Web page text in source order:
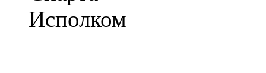
Исполком